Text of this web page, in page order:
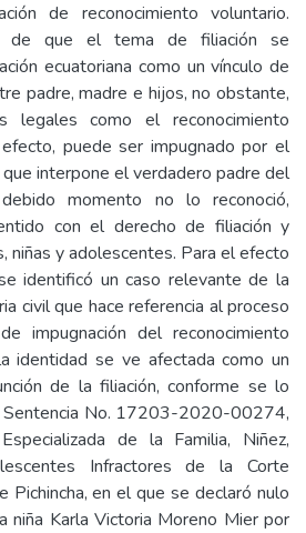
de reconocimiento voluntario.
de que el tema de filiación se
ecuatoriana como un vínculo de
padre, madre e hijos, no obstante,
legales como el reconocimiento
puede ser impugnado por el
interpone el verdadero padre del
momento no lo reconoció,
con el derecho de filiación y
niñas y adolescentes. Para el efecto
identificó un caso relevante de la
civil que hace referencia al proceso
impugnación del reconocimiento
identidad se ve afectada como un
de la filiación, conforme se lo
Sentencia No. 17203-2020-00274,
de la Familia, Niñez,
Infractores de la Corte
Pichincha, en el que se declaró nulo
niña Karla Victoria Moreno Mier por